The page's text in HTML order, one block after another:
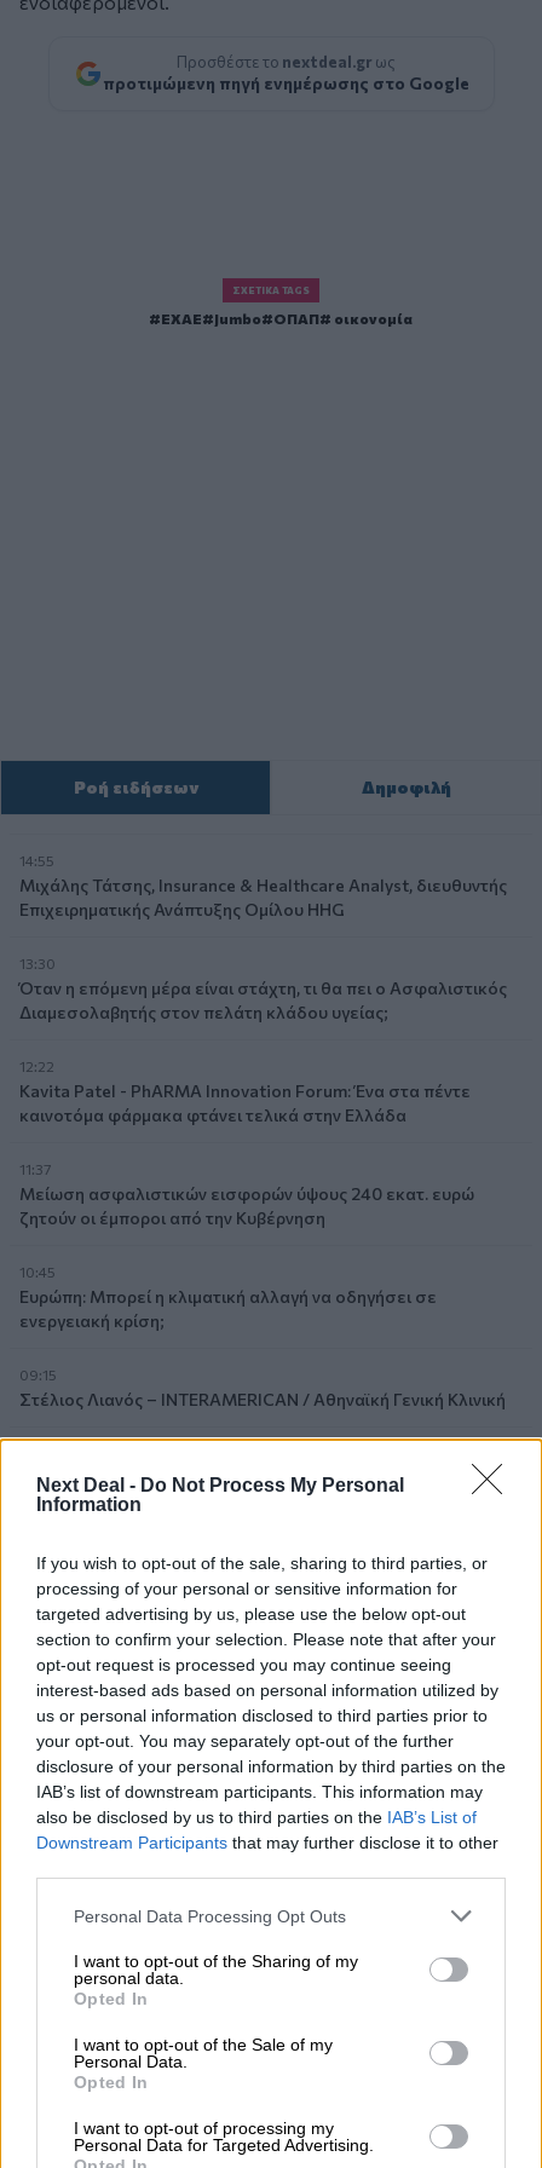
Next Deal - Do Not Process My Personal
Information
If you wish to opt-out of the sale, sharing to third parties, or
processing of your personal or sensitive information for
targeted advertising by us, please use the below opt-out
section to confirm your selection. Please note that after your
opt-out request is processed you may continue seeing
interest-based ads based on personal information utilized by
us or personal information disclosed to third parties prior to
your opt-out. You may separately opt-out of the further
disclosure of your personal information by third parties on the
IAB’s list of downstream participants. This information may
also be disclosed by us to third parties on the IAB’s List of
Downstream Participants that may further disclose it to other
Personal Data Processing Opt Outs
I want to opt-out of the Sharing of my
personal data.
Opted In
I want to opt-out of the Sale of my
Personal Data.
Opted In
I want to opt-out of processing my
Personal Data for Targeted Advertising.
Προσθέστε το nextdeal.gr ως
προτιμώμενη πηγή ενημέρωσης στο Google
ΣΧΕΤΙΚΆ TAGS
ΕΧΑΕ Jumbo ΟΠΑΠ οικονομία
Ροή ειδήσεων Δημοφιλή
14:55
Μιχάλης Τάτσης, Insurance & Healthcare Analyst, διευθυντής
Επιχειρηματικής Ανάπτυξης Ομίλου HHG
13:30
Όταν η επόμενη μέρα είναι στάχτη, τι θα πει ο Ασφαλιστικός
Διαμεσολαβητής στον πελάτη κλάδου υγείας;
12:22
Kavita Patel - PhARMA Innovation Forum: Ένα στα πέντε
καινοτόμα φάρμακα φτάνει τελικά στην Ελλάδα
11:37
Μείωση ασφαλιστικών εισφορών ύψους 240 εκατ. ευρώ
ζητούν οι έμποροι από την Κυβέρνηση
10:45
Ευρώπη: Μπορεί η κλιματική αλλαγή να οδηγήσει σε
ενεργειακή κρίση;
09:15
Στέλιος Λιανός – INTERAMERICAN / Αθηναϊκή Γενική Κλινική
Η γαλλική «ψήφος» στο «καλώδιο» και τα συμφέροντα, οι
ελληνικές τράπεζες «πρωταθλήτριες» στα δάνεια, νέο deal
05.08.2026 - 13:37
Randy Schekman, Νομπελίστας Ιατρικής: «Σε πέντε χρόνια
μπορεί να έχουμε θεραπεία που αναστέλλει την εξέλιξη του
Πάρκινσον»
05.08.2026 - 12:33
Ε.Ε και παράνομη μετανάστευση: προτάσεις και δράσεις με
παρονομαστή το κοινό συμφέρον
05.08.2026 - 12:11
Αντώνης Βουκλαρής - «ΕΡΡΙΚΟΣ ΝΤΥΝΑΝ»
05.08.2026 - 11:30
διαμεσολαβητών
Ξεκινούν οι αιτήσεις στο vouchers.gov.gr για το Πρόγραμμα
«Τουρισμός για όλους 2026-2027»
05.08.2026 - 10:19
WWF: Περισσότερα από 180.000 στρέμματα καμένων